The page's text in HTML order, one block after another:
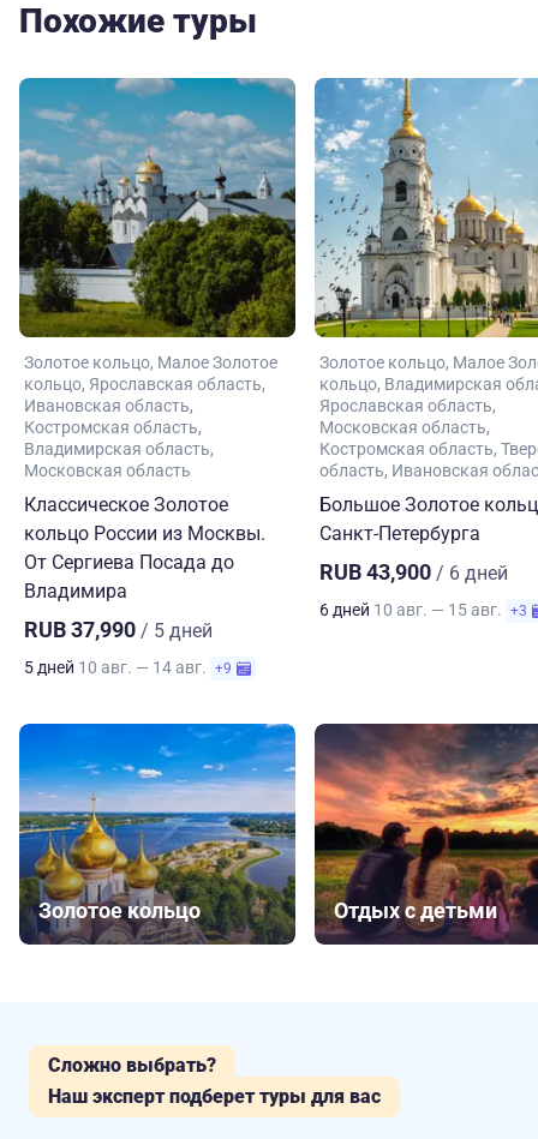
Похожие туры
Золотое кольцо Малое Золотое
кольцо Ярославская область
Ивановская область
Костромская область
Владимирская область
Московская область
Классическое Золотое
кольцо России из Москвы.
От Сергиева Посада до
Владимира
RUB 37,990 / 5 дней
5 дней 10 авг. — 14 авг. +9
Золотое кольцо Малое
кольцо Владимирская
Ярославская область
Московская область
Костромская область
область Ивановская
Большое Золотое
Санкт-Петербурга
RUB 43,900 / 6 дней
6 дней 10 авг. — 15 авг. +3
Золотое кольцо Отдых с детьми
Сложно выбрать?
Наш эксперт подберет туры для вас